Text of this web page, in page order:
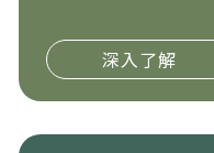
深入了解